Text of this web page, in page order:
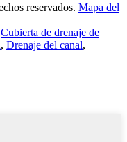
reservados. Mapa del
Cubierta de drenaje de
, Drenaje del canal,